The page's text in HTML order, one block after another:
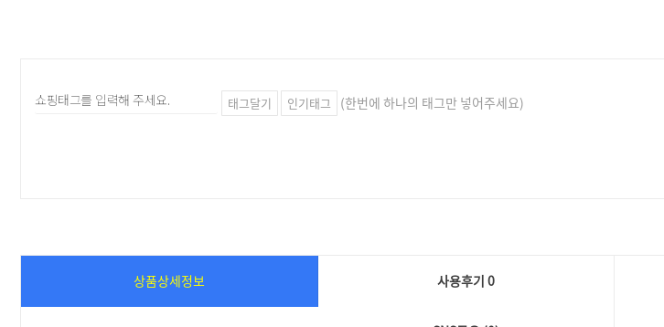
태그달기 인기태그 (한번에 하나의 태그만 넣어주세요)
상품상세정보 사용후기 0